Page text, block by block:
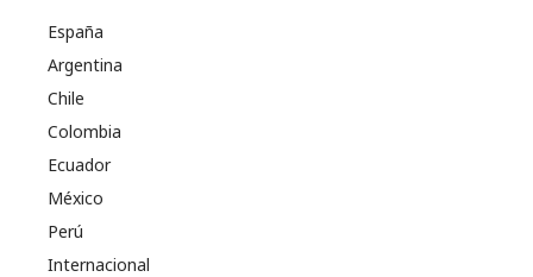
España
Argentina
Chile
Colombia
Ecuador
México
Perú
Internacional